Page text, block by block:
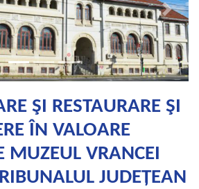
Next
ŞI RESTAURARE ŞI
ÎN VALOARE
MUZEUL VRANCEI
JUDEȚEAN